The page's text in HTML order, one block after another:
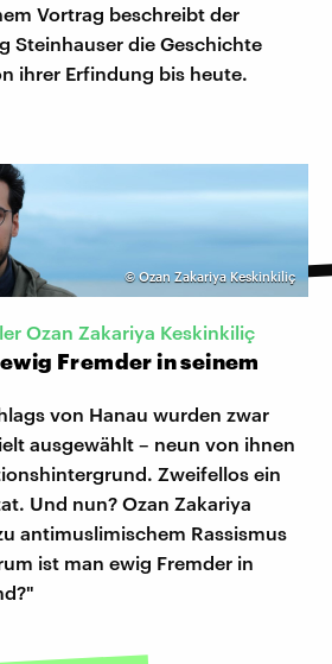
Vortrag beschreibt der
Steinhauser die Geschichte
ihrer Erfindung bis heute.
© Ozan Zakariya Keskinkiliç
Ozan Zakariya Keskinkiliç
Fremder in seinem
von Hanau wurden zwar
ausgewählt – neun von ihnen
Zweifellos ein
Und nun? Ozan Zakariya
antimuslimischem Rassismus
ist man ewig Fremder in